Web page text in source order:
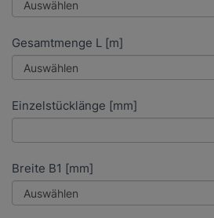
Gesamtmenge L [m]
Einzelstücklänge [mm]
Breite B1 [mm]